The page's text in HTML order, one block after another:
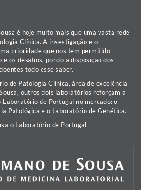
é hoje muito mais que uma vasta rede
Clínica. A investigação e o
prioridade que nos tem permitido
e os desafios, pondo à disposição dos
todo esse saber.
de Patologia Clínica, área de excelência
outros dois laboratórios reforçam a
Laboratório de Portugal no mercado: o
Patológica e o Laboratório de Genética.
o Laboratório de Portugal